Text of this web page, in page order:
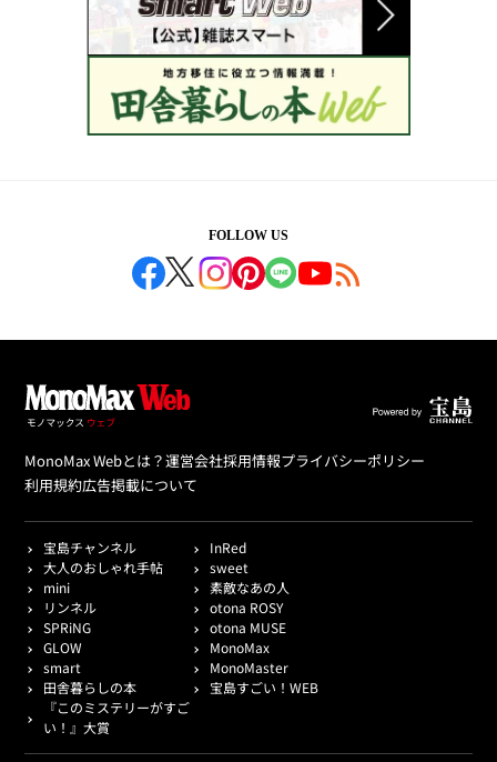
FOLLOW US
MonoMax Webとは？運営会社採用情報プライバシーポリシー
利用規約広告掲載について
宝島チャンネル
InRed
大人のおしゃれ手帖
sweet
mini
素敵なあの人
リンネル
otona ROSY
SPRiNG
otona MUSE
GLOW
MonoMax
smart
MonoMaster
田舎暮らしの本
宝島すごい！WEB
『このミステリーがすご
い！』大賞